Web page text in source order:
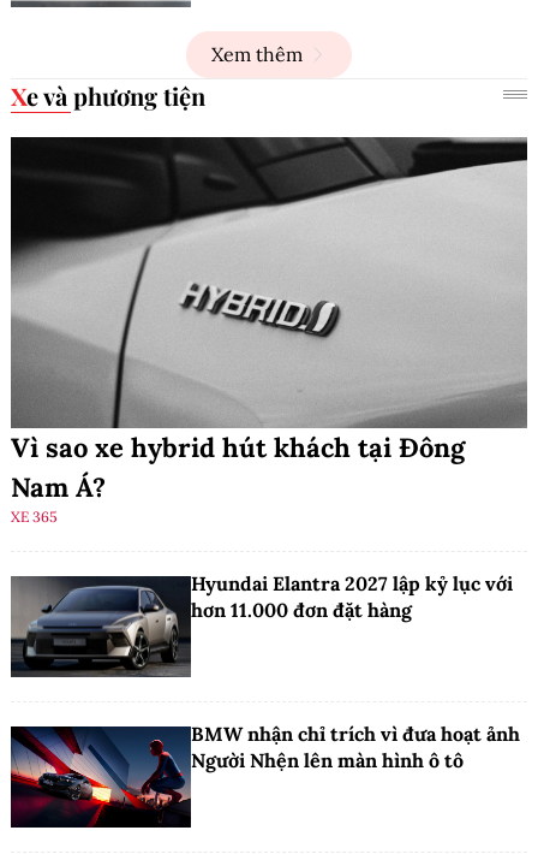
Xem thêm
Xe và phương tiện
Vì sao xe hybrid hút khách tại Đông
Nam Á?
XE 365
Hyundai Elantra 2027 lập kỷ lục với
hơn 11.000 đơn đặt hàng
BMW nhận chỉ trích vì đưa hoạt ảnh
Người Nhện lên màn hình ô tô